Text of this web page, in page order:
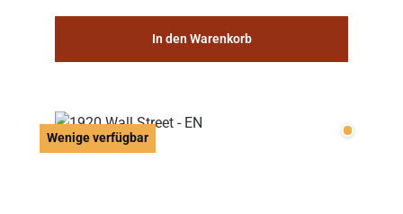
In den Warenkorb
Wenige verfügbar Wenige